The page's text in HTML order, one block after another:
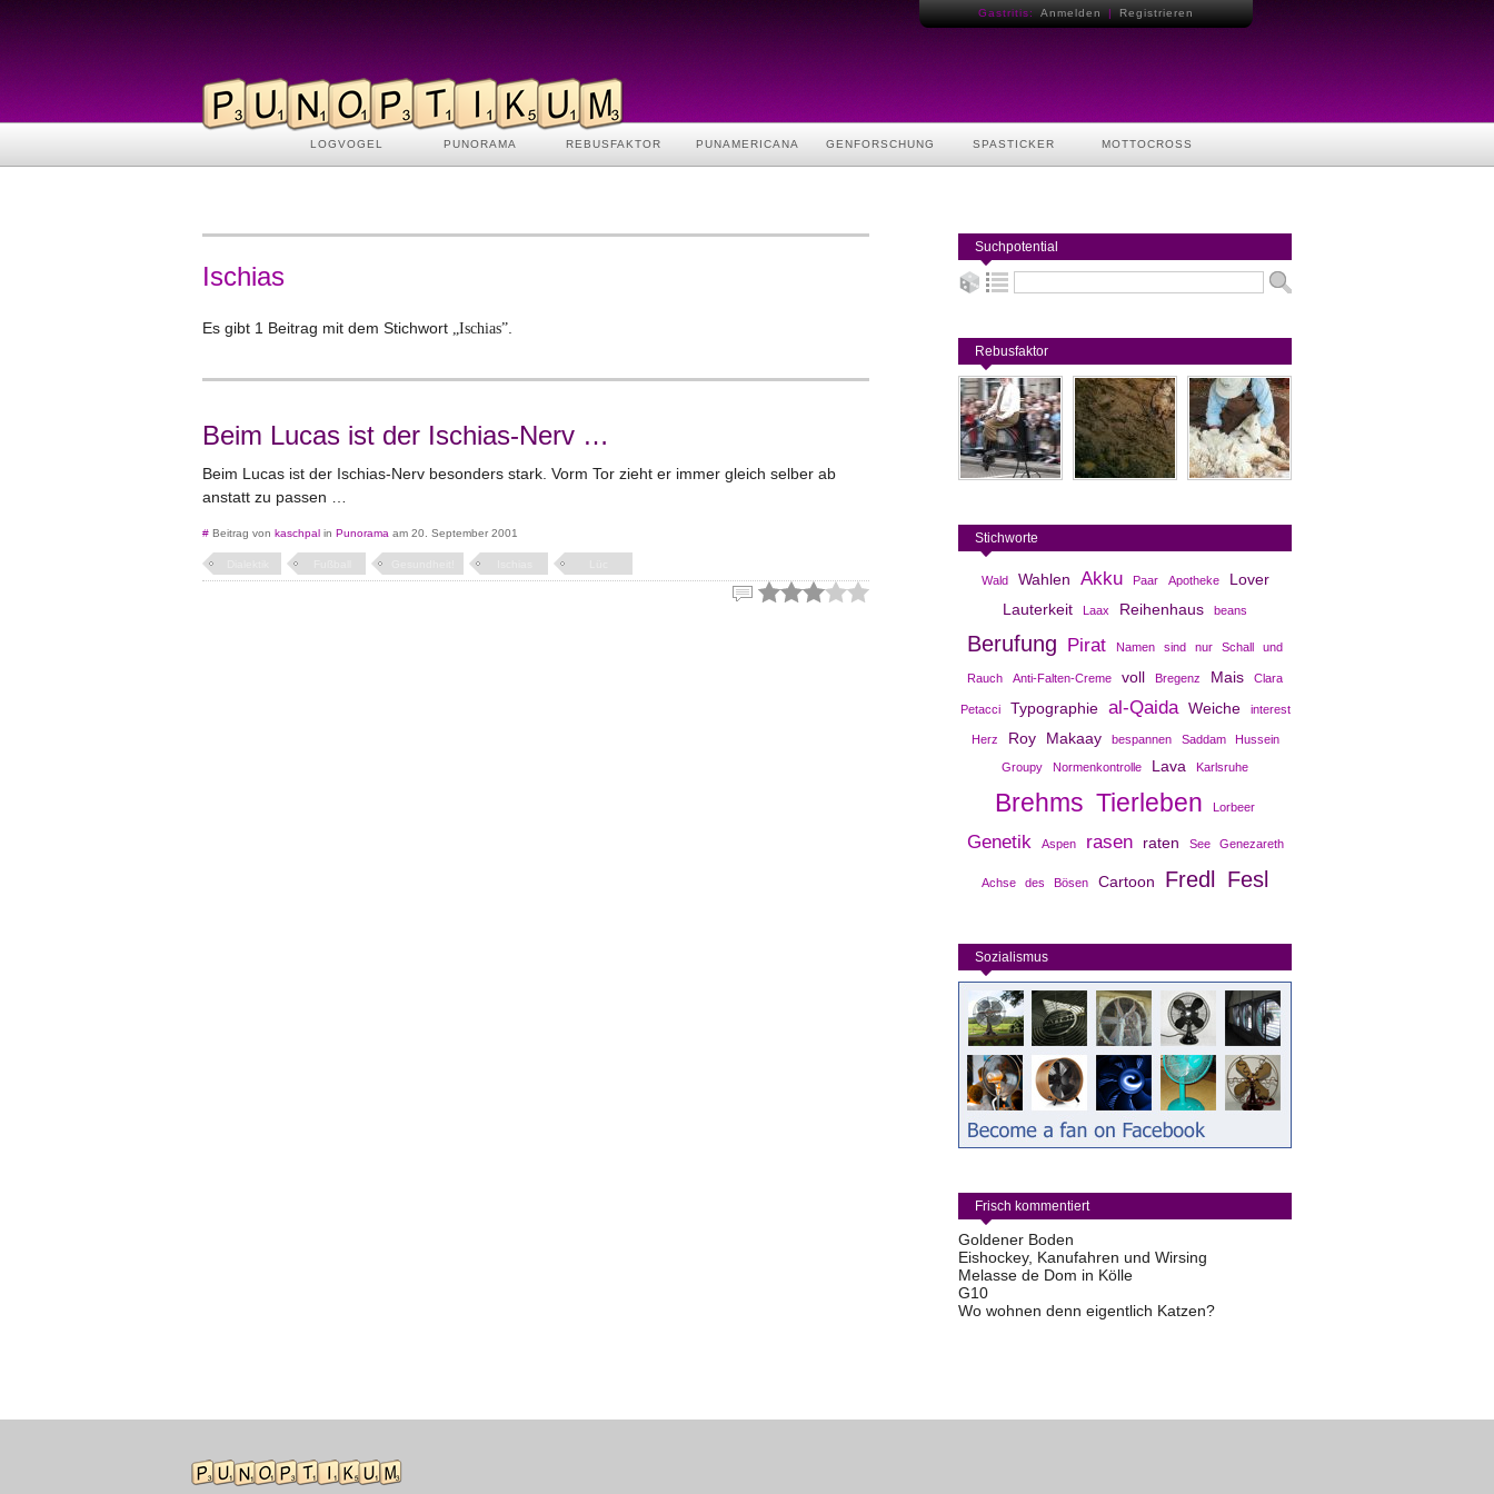
Gastritis: Anmelden | Registrieren
LOGVOGEL PUNORAMA REBUSFAKTOR PUNAMERICANA GENFORSCHUNG SPASTICKER MOTTOCROSS
Ischias
Es gibt 1 Beitrag mit dem Stichwort „Ischias”
Beim Lucas ist der Ischias-Nerv …
Beim Lucas ist der Ischias-Nerv besonders stark. Vorm Tor zieht er immer gleich selber ab
anstatt zu passen …
# Beitrag von kaschpal in Punorama am 20. September 2001
Suchpotential
Rebusfaktor
Stichworte
Wald Wahlen Akku Paar Apotheke
Lover
Lauterkeit
Laax Reihenhaus beans
Berufung Pirat Namen sind nur Schall und
Rauch Anti-Falten-Creme voll Bregenz Mais Clara
Petacci Typographie al-Qaida Weiche interest
Herz Roy Makaay bespannen Saddam Hussein
Groupy Normenkontrolle Lava Karlsruhe
Brehms Tierleben Lorbeer
Genetik Aspen rasen raten See Genezareth
Achse des Bösen Cartoon Fredl Fesl
Sozialismus
Frisch kommentiert
Goldener Boden
Eishockey, Kanufahren und Wirsing
Melasse de Dom in Kölle
G10
Wo wohnen denn eigentlich Katzen?